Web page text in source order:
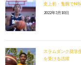
史上初・隻腕で
2022年3月10日
スラムダンク奨学
を受ける活躍